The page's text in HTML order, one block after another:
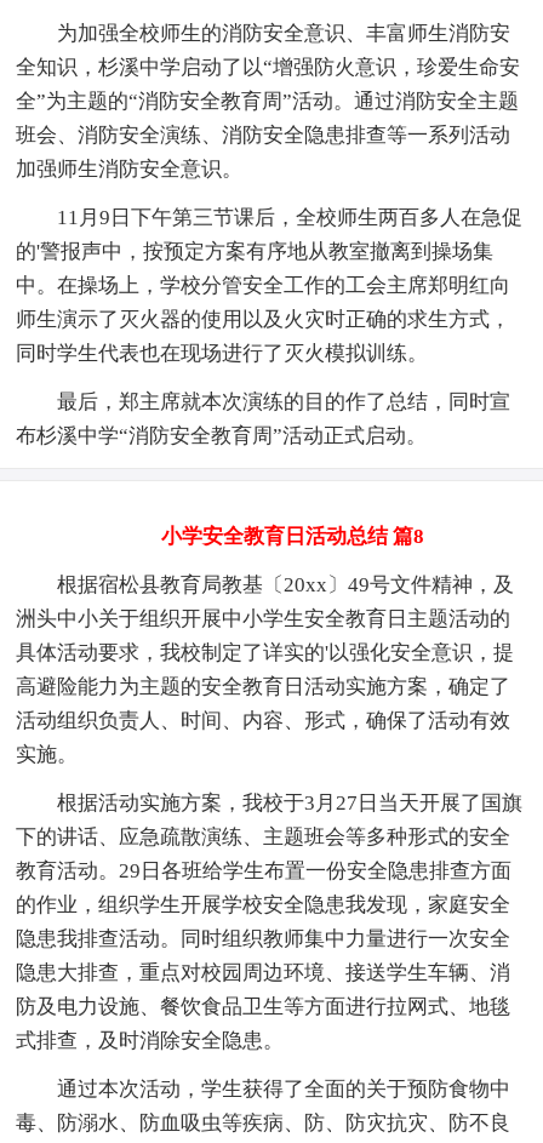
为加强全校师生的消防安全意识、丰富师生消防安
全知识，杉溪中学启动了以“增强防火意识，珍爱生命安
全”为主题的“消防安全教育周”活动。通过消防安全主题
班会、消防安全演练、消防安全隐患排查等一系列活动
加强师生消防安全意识。
11月9日下午第三节课后，全校师生两百多人在急促
的'警报声中，按预定方案有序地从教室撤离到操场集
中。在操场上，学校分管安全工作的工会主席郑明红向
师生演示了灭火器的使用以及火灾时正确的求生方式，
同时学生代表也在现场进行了灭火模拟训练。
最后，郑主席就本次演练的目的作了总结，同时宣
布杉溪中学“消防安全教育周”活动正式启动。
小学安全教育日活动总结 篇8
根据宿松县教育局教基〔20xx〕49号文件精神，及
洲头中小关于组织开展中小学生安全教育日主题活动的
具体活动要求，我校制定了详实的'以强化安全意识，提
高避险能力为主题的安全教育日活动实施方案，确定了
活动组织负责人、时间、内容、形式，确保了活动有效
实施。
根据活动实施方案，我校于3月27日当天开展了国旗
下的讲话、应急疏散演练、主题班会等多种形式的安全
教育活动。29日各班给学生布置一份安全隐患排查方面
的作业，组织学生开展学校安全隐患我发现，家庭安全
隐患我排查活动。同时组织教师集中力量进行一次安全
隐患大排查，重点对校园周边环境、接送学生车辆、消
防及电力设施、餐饮食品卫生等方面进行拉网式、地毯
式排查，及时消除安全隐患。
通过本次活动，学生获得了全面的关于预防食物中
毒、防溺水、防血吸虫等疾病、防、防灾抗灾、防不良